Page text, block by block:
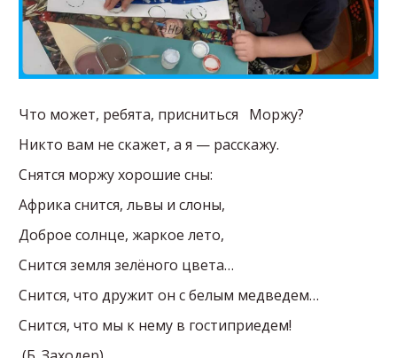
Что может, ребята, присниться Моржу?
Никто вам не скажет, а я — расскажу.
Снятся моржу хорошие сны:
Африка снится, львы и слоны,
Доброе солнце, жаркое лето,
Снится земля зелёного цвета…
Снится, что дружит он с белым медведем…
Снится, что мы к нему в гостиприедем!